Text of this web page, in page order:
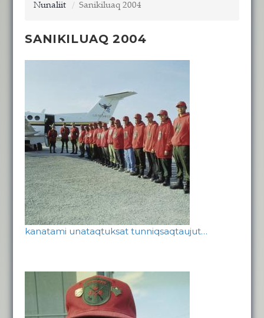
Nunaliit Sanikiluaq 2004
SANIKILUAQ 2004
kanatami unataqtuksat tunniqsaqtaujut…